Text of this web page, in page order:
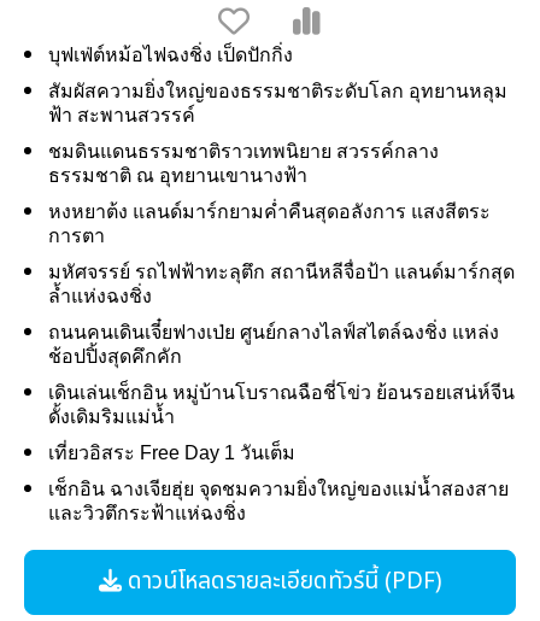
บุฟเฟ่ต์หม้อไฟฉงชิ่ง เป็ดปักกิ่ง
สัมผัสความยิ่งใหญ่ของธรรมชาติระดับโลก อุทยานหลุม
ฟ้า สะพานสวรรค์
ชมดินแดนธรรมชาติราวเทพนิยาย สวรรค์กลาง
ธรรมชาติ ณ อุทยานเขานางฟ้า
หงหยาต้ง แลนด์มาร์กยามค่ำคืนสุดอลังการ แสงสีตระ
การตา
มหัศจรรย์ รถไฟฟ้าทะลุตึก สถานีหลีจื่อป้า แลนด์มาร์กสุด
ล้ำแห่งฉงชิ่ง
ถนนคนเดินเจี๋ยฟางเป่ย ศูนย์กลางไลฟ์สไตล์ฉงชิ่ง แหล่ง
ช้อปปิ้งสุดคึกคัก
เดินเล่นเช็กอิน หมู่บ้านโบราณฉือชี่โข่ว ย้อนรอยเสน่ห์จีน
ดั้งเดิมริมแม่น้ำ
เที่ยวอิสระ Free Day 1 วันเต็ม
เช็กอิน ฉางเจียฮุ่ย จุดชมความยิ่งใหญ่ของแม่น้ำสองสาย
และวิวตึกระฟ้าแห่ฉงชิ่ง
ดาวน์โหลดรายละเอียดทัวร์นี้ (PDF)